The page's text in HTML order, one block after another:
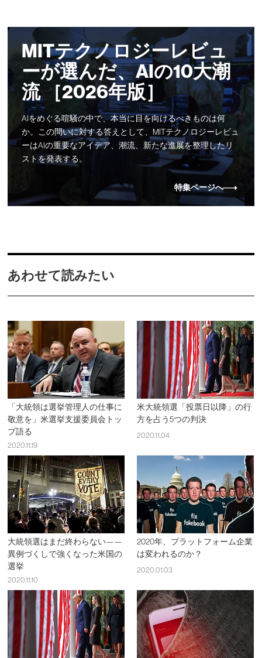
MITテクノロジーレビュ
ーが選んだ、AIの10大潮
流 ［2026年版］
AIをめぐる喧騒の中で、本当に目を向けるべきものは何
か。この問いに対する答えとして、MITテクノロジーレビュ
ーはAIの重要なアイデア、潮流、新たな進展を整理したリ
ストを発表する。
特集ページへ
あわせて読みたい
「大統領は選挙管理人の仕事に
敬意を」米選挙支援委員会トッ
プ語る
2020.11.19
米大統領選「投票日以降」の行
方を占う5つの判決
2020.11.04
大統領選はまだ終わらない——
異例づくしで強くなった米国の
選挙
2020.11.10
2020年、プラットフォーム企業
は変われるのか？
2020.01.03